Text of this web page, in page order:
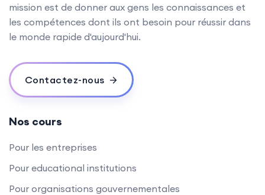
mission est de donner aux gens les connaissances et
les compétences dont ils ont besoin pour réussir dans
le monde rapide d'aujourd'hui.
Contactez-nous
Nos cours
Pour les entreprises
Pour educational institutions
Pour organisations gouvernementales